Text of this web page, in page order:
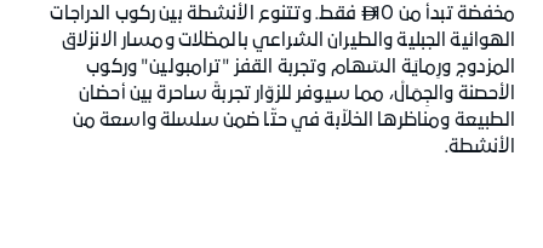
مخفضة تبدأ من 10
 فقط. وتتنوع الأنشطة بين ركوب الدراجات
الهوائية الجبلية والطيران الشراعي بالمظلات ومسار الانزلاق
المزدوج ورِمايَة السّهام وتجربة القفز "ترامبولين" وركوب
الأحصنة والجِمَالْ، مما سيوفر للزوّار تجربةً ساحرة بين أحضان
الطبيعة ومناظرها الخلاّبة في حتّا ضمن سلسلة واسعة من
الأنشطة.